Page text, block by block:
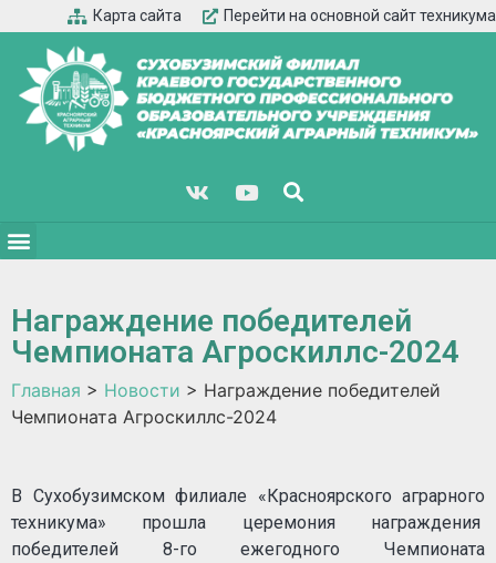
Карта сайта Перейти на основной сайт техникума
Награждение победителей
Чемпионата Агроскиллс-2024
Главная > Новости > Награждение победителей
Чемпионата Агроскиллс-2024
В Сухобузимском филиале «Красноярского аграрного
техникума» прошла церемония награждения
победителей 8-го ежегодного Чемпионата